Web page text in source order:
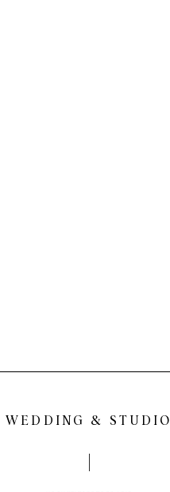
WEDDING & STUDIO